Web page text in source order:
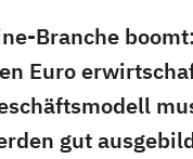
Branche
Euro
gut